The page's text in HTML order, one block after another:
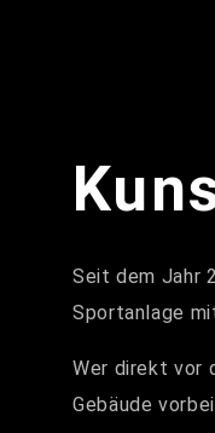
Seit dem Jahr
Sportanlage
Wer direkt vor
Gebäude